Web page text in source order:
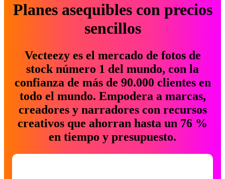
Planes asequibles con precios
sencillos
Vecteezy es el mercado de fotos de
stock número 1 del mundo, con la
confianza de más de 90.000 clientes en
todo el mundo. Empodera a marcas,
creadores y narradores con recursos
creativos que ahorran hasta un 76 %
en tiempo y presupuesto.